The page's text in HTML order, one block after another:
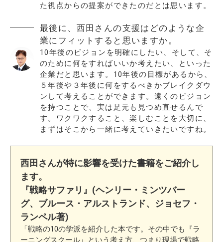
た視点からの提案ができたのだとは思います。
最後に、西田さんの支援はどのような企
業にフィットすると思いますか。
10年後のビジョンを明確にしたい、そして、そ
のために何をすればいいか考えたい、といった
企業だと思います。10年後の目標があるから、
５年後や３年後に何をするべきかブレイクダウ
ンして考えることができます。遠くのビジョン
を持つことで、実は足元も見つめ直せるんで
す。ワクワクすること、楽しむことを大切に、
まずはそこから一緒に考えていきたいですね。
西田さんが特に影響を受けた書籍をご紹介し
ます。
『戦略サファリ』(ヘンリー・ミンツバー
グ、ブルース・アルストランド、ジョセフ・
ランペル著)
「戦略の10の学派を紹介した本です。その中でも『ラ
ーニングスクール』という考え方、つまり現場で戦略